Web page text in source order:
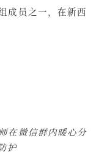
成员之一，在新西
在微信群内暖心分
护